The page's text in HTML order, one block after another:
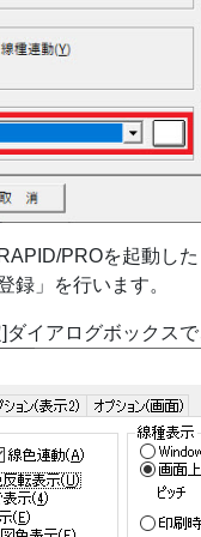
PROを起動し
録」を行います。
ダイアログボックス